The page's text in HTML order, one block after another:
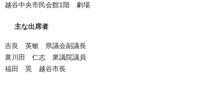
越谷中央市民会館1階 劇場
主な出席者
吉良 英敏 県議会副議長
黄川田 仁志 衆議院議員
福田 晃 越谷市長